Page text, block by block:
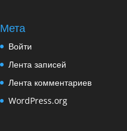
Мета
Войти
Лента записей
Лента комментариев
WordPress.org